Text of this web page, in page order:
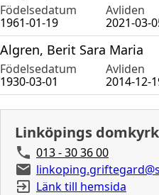
Födelsedatum Avliden
1961-01-19
2021-03-
Algren, Berit Sara Maria
Födelsedatum Avliden
1930-03-01
2014-12-
Linköpings
013 - 30 36 00
Länk till hemsida